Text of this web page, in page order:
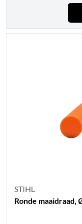
STIHL
Ronde maaidraad,